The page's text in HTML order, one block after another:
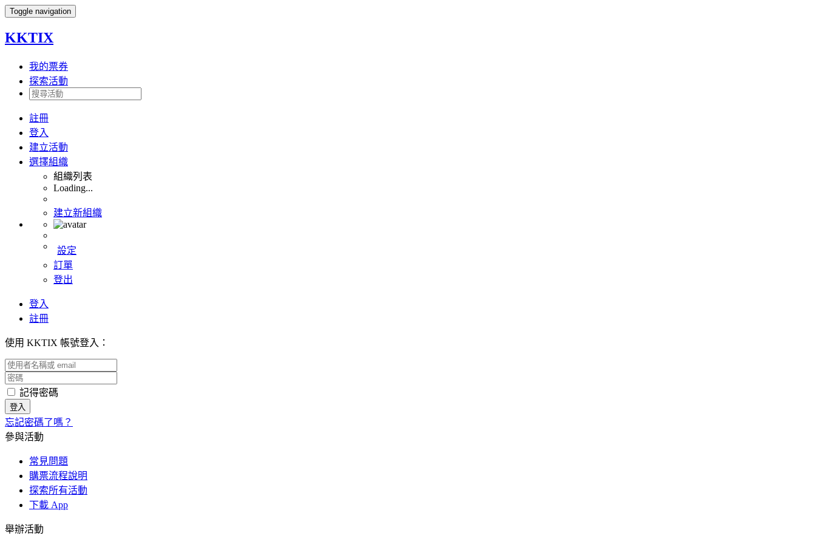
Toggle navigation
KKTIX
我的票券
探索活動
註冊
登入
建立活動
選擇組織
組織列表
Loading...
建立新組織
設定
訂單
登出
登入
註冊
使用 KKTIX 帳號登入：
記得密碼
忘記密碼了嗎？
參與活動
常見問題
購票流程說明
探索所有活動
下載 App
舉辦活動